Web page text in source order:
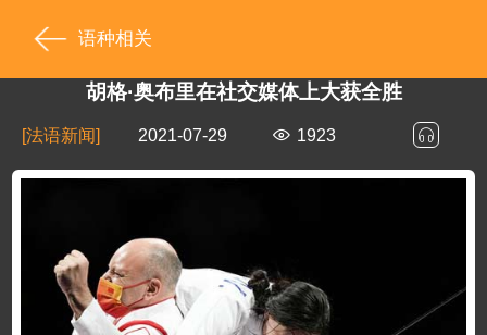
语种相关
胡格·奥布里在社交媒体上大获全胜
[法语新闻] 2021-07-29 1923